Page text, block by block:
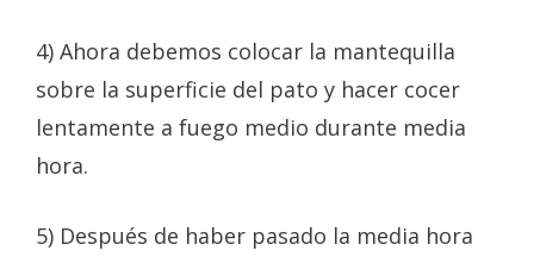
4) Ahora debemos colocar la mantequilla
sobre la superficie del pato y hacer cocer
lentamente a fuego medio durante media
hora.
5) Después de haber pasado la media hora